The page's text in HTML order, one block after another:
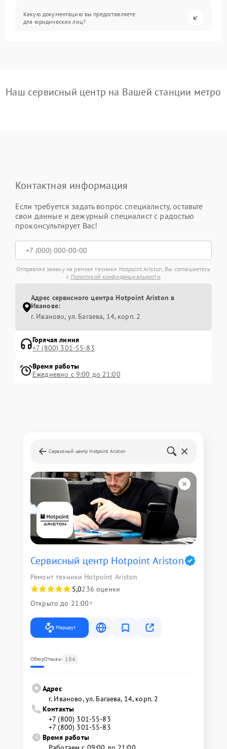
Какую документацию вы предоставляете
для юридических лиц?
Наш сервисный центр на Вашей станции метро
Контактная информация
Если требуется задать вопрос специалисту, оставьте
свои данные и дежурный специалист с радостью
проконсультирует Вас!
Отправляя заявку на ремонт техники Hotpoint Ariston, Вы соглашаетесь
с Политикой конфиденциальности
Адрес сервисного центра Hotpoint Ariston в
Иванове:
г. Иваново, ул. Багаева, 14, корп. 2
Горячая линия
+7 (800) 301-55-83
Время работы
Ежедневно с 9:00 до 21:00
Сервисный центр Hotpoint Ariston
Сервисный центр Hotpoint Ariston
Ремонт техники Hotpoint Ariston
5,0236 оценки
Открыто до 21:00
Маршрут
ОбзорОтзывы 184
Адрес
г. Иваново, ул. Багаева, 14, корп. 2
Контакты
+7 (800) 301-55-83
+7 (800) 301-55-83
Время работы